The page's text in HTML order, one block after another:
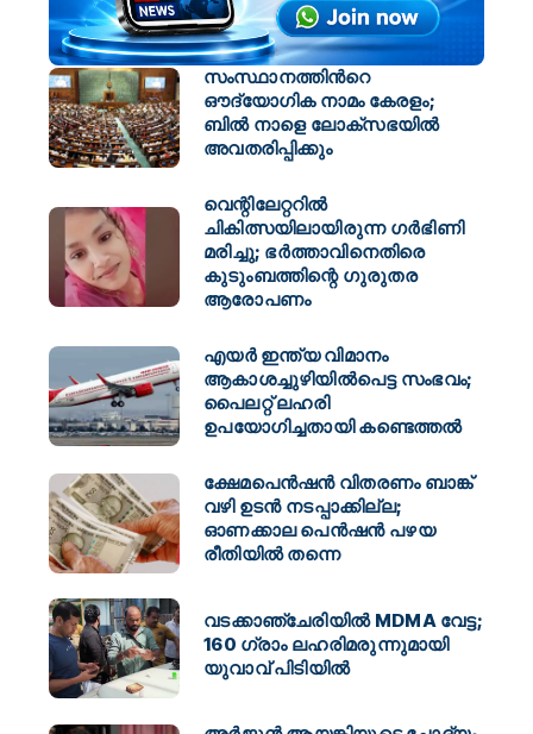
സംസ്ഥാനത്തിന്‍റെ
ഔദ്യോഗിക നാമം കേരളം;
ബില്‍ നാളെ ലോക്സഭയില്‍
അവതരിപ്പിക്കും
വെന്റിലേറ്ററിൽ
ചികിത്സയിലായിരുന്ന ഗർഭിണി
മരിച്ചു; ഭർത്താവിനെതിരെ
കുടുംബത്തിന്റെ ഗുരുതര
ആരോപണം
എയർ ഇന്ത്യ വിമാനം
ആകാശച്ചുഴിയിൽപെട്ട സംഭവം;
പൈലറ്റ് ലഹരി
ഉപയോഗിച്ചതായി കണ്ടെത്തൽ
ക്ഷേമപെൻഷൻ വിതരണം ബാങ്ക്
വഴി ഉടൻ നടപ്പാക്കില്ല;
ഓണക്കാല പെൻഷൻ പഴയ
രീതിയിൽ തന്നെ
വടക്കാഞ്ചേരിയിൽ MDMA വേട്ട;
160 ഗ്രാം ലഹരിമരുന്നുമായി
യുവാവ് പിടിയിൽ